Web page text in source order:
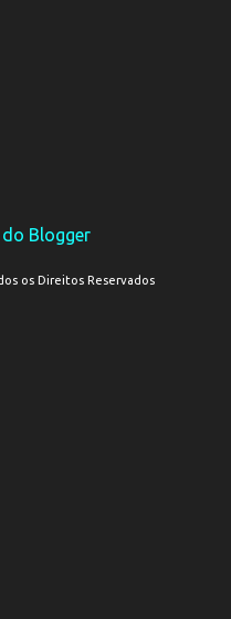
Blogger
os Direitos Reservados